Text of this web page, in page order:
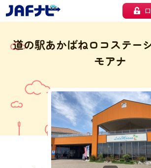
道の駅あかばねロコステ
モアナ